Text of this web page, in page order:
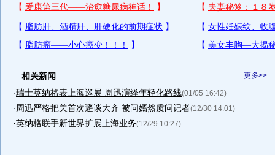
更多>>
相关新闻
·瑞士英纳格表上海巡展 周迅演绎年轻化路线(01/05 16:42)
· 周迅严格把关首次避谈大齐 被问嫣然质问记者(12/30 14:01)
·英纳格联手新世界扩展上海业务(12/29 10:27)